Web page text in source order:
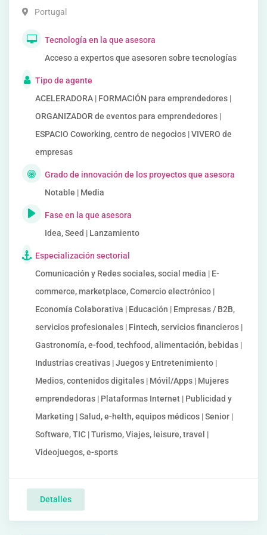
Portugal
Tecnología en la que asesora
Acceso a expertos que asesoren sobre tecnologías
Tipo de agente
ACELERADORA | FORMACIÓN para emprendedores |
ORGANIZADOR de eventos para emprendedores |
ESPACIO Coworking, centro de negocios | VIVERO de
empresas
Grado de innovación de los proyectos que asesora
Notable | Media
Fase en la que asesora
Idea, Seed | Lanzamiento
Especialización sectorial
Comunicación y Redes sociales, social media | E-
commerce, marketplace, Comercio electrónico |
Economía Colaborativa | Educación | Empresas / B2B,
servicios profesionales | Fintech, servicios financieros |
Gastronomía, e-food, techfood, alimentación, bebidas |
Industrias creativas | Juegos y Entretenimiento |
Medios, contenidos digitales | Móvil/Apps | Mujeres
emprendedoras | Plataformas Internet | Publicidad y
Marketing | Salud, e-helth, equipos médicos | Senior |
Software, TIC | Turismo, Viajes, leisure, travel |
Videojuegos, e-sports
Detalles